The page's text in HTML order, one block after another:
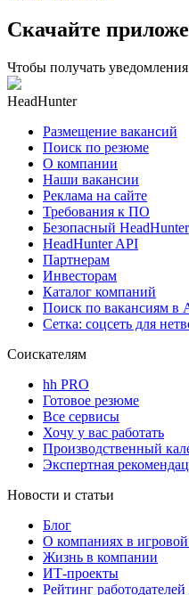
Скачайте
Чтобы получать
HeadHunter
Размещение вакансий
Поиск по резюме
О компании
Наши вакансии
Реклама на сайте
Требования к ПО
Безопасный HeadHunter
HeadHunter API
Партнерам
Инвесторам
Каталог компаний
Поиск по вакансиям в
Сетка: соцсеть для
Соискателям
hh PRO
Готовое резюме
Все сервисы
Хочу у вас работать
Производственный
Экспертная
Новости и статьи
Блог
О компаниях в
Жизнь в компании
ИТ-проекты
Рейтинг